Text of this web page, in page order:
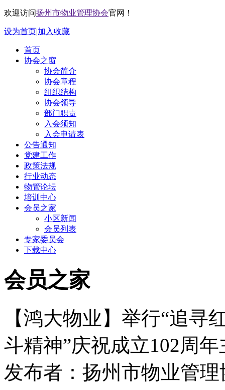
欢迎访问扬州市物业管理协会官网！
设为首页|加入收藏
首页
协会之窗
协会简介
协会章程
组织结构
协会领导
部门职责
入会须知
入会申请表
公告通知
党建工作
政策法规
行业动态
物管论坛
培训中心
会员之家
小区新闻
会员列表
专家委员会
下载中心
会员之家
【鸿大物业】举行“追寻
斗精神”庆祝成立102周
发布者：扬州市物业管